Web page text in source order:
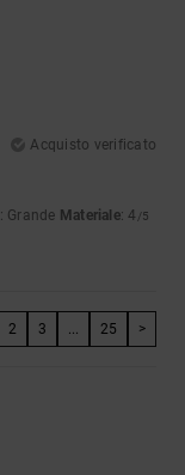
Acquisto verificato
: Grande Materiale: 4 /5
2 3 ... 25 >